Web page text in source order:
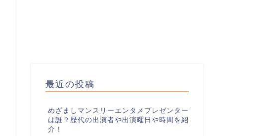
最近の投稿
めざましマンスリーエンタメプレゼンター
は誰？歴代の出演者や出演曜日や時間を紹
介！